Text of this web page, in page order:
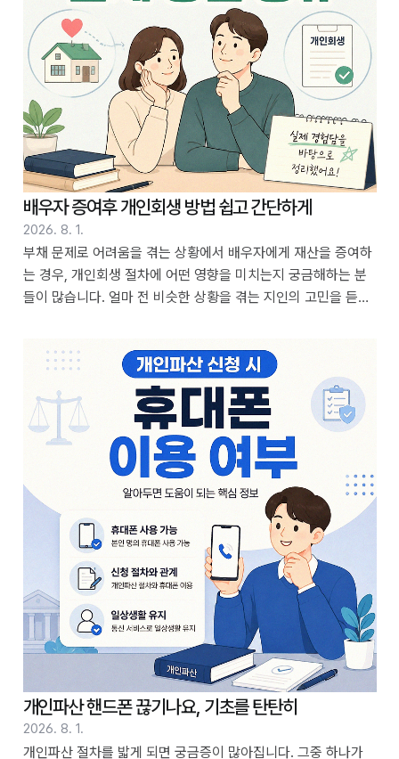
배우자 증여후 개인회생 방법 쉽고 간단하게
2026. 8. 1.
부채 문제로 어려움을 겪는 상황에서 배우자에게 재산을 증여하
는 경우, 개인회생 절차에 어떤 영향을 미치는지 궁금해하는 분
들이 많습니다. 얼마 전 비슷한 상황을 겪는 지인의 고민을 듣고
있다면, 불필요한 걱정을 덜고 상황에 맞는 적절한 절차를 밟아
나가는 데 도움이 될 수 있습니다. 목차 1. 배우자 증여와 개인회
생의 기본 관계 2. 증여 시점과 개인회생 절차 간의 연관성 3. 배
우자 증여 시 고려해야 할 사항들 4. 채권자 보호 측면에서 살펴
볼 점 5. 전문가 상담의 필요성 배우자 증여 후 개인회생 진행, 실
제 경험 공유배우자에게 재산을 증여한 후에 개인회생 절차를 밟
아야 하는..
개인파산 핸드폰 끊기나요, 기초를 탄탄히
2026. 8. 1.
개인파산 절차를 밟게 되면 궁금증이 많아집니다. 그중 하나가